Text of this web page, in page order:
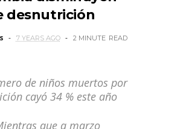
desnutrición
7 YEARS AGO 2 MINUTE READ
de niños muertos por
cayó 34 % este año
que a marzo